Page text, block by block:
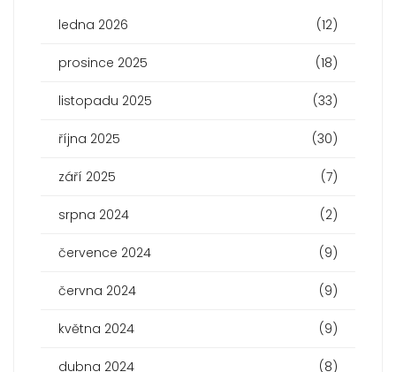
ledna 2026 (12)
prosince 2025 (18)
listopadu 2025 (33)
října 2025 (30)
září 2025 (7)
srpna 2024 (2)
července 2024 (9)
června 2024 (9)
května 2024 (9)
dubna 2024 (8)